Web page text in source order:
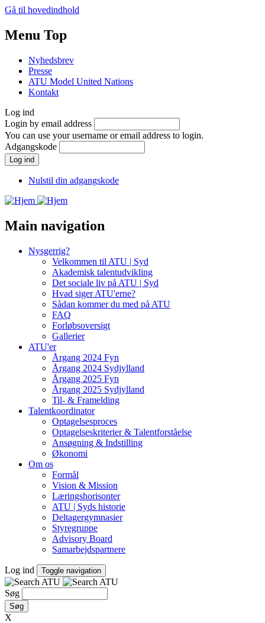
Gå til hovedindhold
Menu Top
Nyhedsbrev
Presse
ATU Model United Nations
Kontakt
Log ind
Login by email address
You can use your username or email address to login.
Adgangskode
Nulstil din adgangskode
Main navigation
Nysgerrig?
Velkommen til ATU | Syd
Akademisk talentudvikling
Det sociale liv på ATU | Syd
Hvad siger ATU'erne?
Sådan kommer du med på ATU
FAQ
Forløbsoversigt
Gallerier
ATU'er
Årgang 2024 Fyn
Årgang 2024 Sydjylland
Årgang 2025 Fyn
Årgang 2025 Sydjylland
Til- & Framelding
Talentkoordinator
Optagelsesproces
Optagelseskriterier & Talentforståelse
Ansøgning & Indstilling
Økonomi
Om os
Formål
Vision & Mission
Læringshorisonter
ATU | Syds historie
Deltagergymnasier
Styregruppe
Advisory Board
Samarbejdspartnere
Log ind Toggle navigation
Søg
X